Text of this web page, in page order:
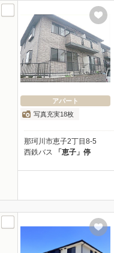
アパート
写真充実18枚
那珂川市恵子2丁目8-5
西鉄バス 「恵子」停